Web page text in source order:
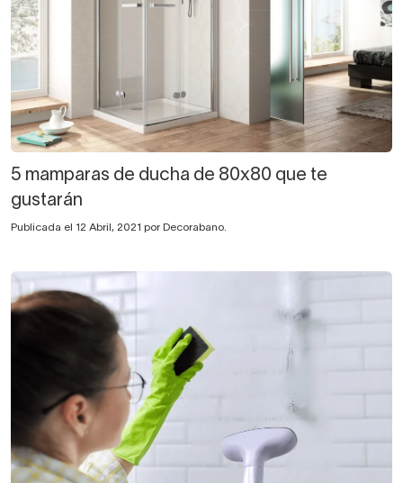
5 mamparas de ducha de 80x80 que te
gustarán
Publicada el 12 Abril, 2021 por Decorabano.